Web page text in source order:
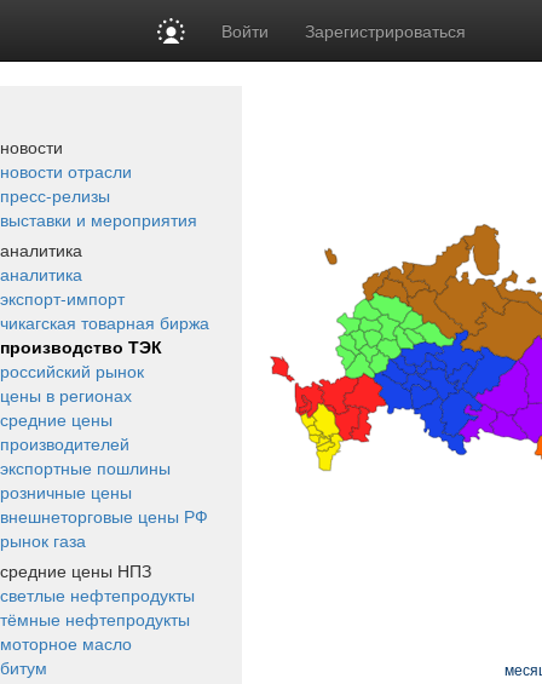
Войти Зарегистрироваться
новости
новости отрасли
пресс-релизы
выставки и мероприятия
аналитика
аналитика
экспорт-импорт
чикагская товарная биржа
производство ТЭК
российский рынок
цены в регионах
средние цены
производителей
экспортные пошлины
розничные цены
внешнеторговые цены РФ
рынок газа
средние цены НПЗ
светлые нефтепродукты
тёмные нефтепродукты
моторное масло
битум